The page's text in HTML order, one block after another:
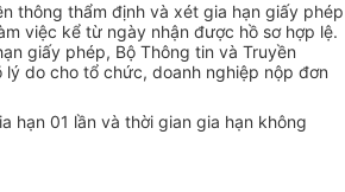
thông thẩm định và xét gia hạn giấy phép
việc kể từ ngày nhận được hồ sơ hợp lệ.
giấy phép, Bộ Thông tin và Truyền
lý do cho tổ chức, doanh nghiệp nộp đơn
hạn 01 lần và thời gian gia hạn không